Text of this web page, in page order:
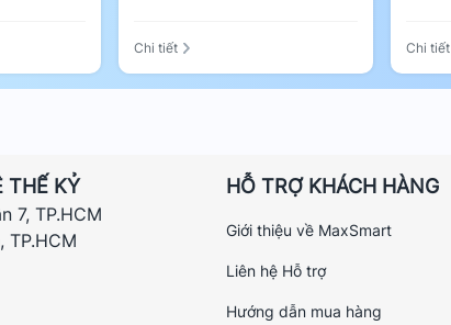
Chi tiết Chi tiết
THẾ KỶ
7, TP.HCM
TP.HCM
HỖ TRỢ KHÁCH HÀNG
Giới thiệu về MaxSmart
Liên hệ Hỗ trợ
Hướng dẫn mua hàng